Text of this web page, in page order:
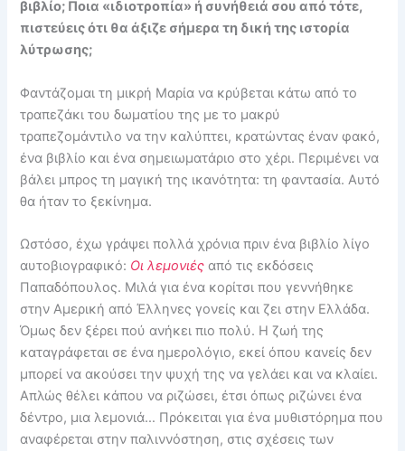
βιβλίο; Ποια «ιδιοτροπία» ή συνήθειά σου από τότε,
πιστεύεις ότι θα άξιζε σήμερα τη δική της ιστορία
λύτρωσης;
Φαντάζομαι τη μικρή Μαρία να κρύβεται κάτω από το
τραπεζάκι του δωματίου της με το μακρύ
τραπεζομάντιλο να την καλύπτει, κρατώντας έναν φακό,
ένα βιβλίο και ένα σημειωματάριο στο χέρι. Περιμένει να
βάλει μπρος τη μαγική της ικανότητα: τη φαντασία. Αυτό
θα ήταν το ξεκίνημα.
Ωστόσο, έχω γράψει πολλά χρόνια πριν ένα βιβλίο λίγο
αυτοβιογραφικό: Οι λεμονιές από τις εκδόσεις
Παπαδόπουλος. Μιλά για ένα κορίτσι που γεννήθηκε
στην Αμερική από Έλληνες γονείς και ζει στην Ελλάδα.
Όμως δεν ξέρει πού ανήκει πιο πολύ. Η ζωή της
καταγράφεται σε ένα ημερολόγιο, εκεί όπου κανείς δεν
μπορεί να ακούσει την ψυχή της να γελάει και να κλαίει.
Απλώς θέλει κάπου να ριζώσει, έτσι όπως ριζώνει ένα
δέντρο, μια λεμονιά… Πρόκειται για ένα μυθιστόρημα που
αναφέρεται στην παλιννόστηση, στις σχέσεις των